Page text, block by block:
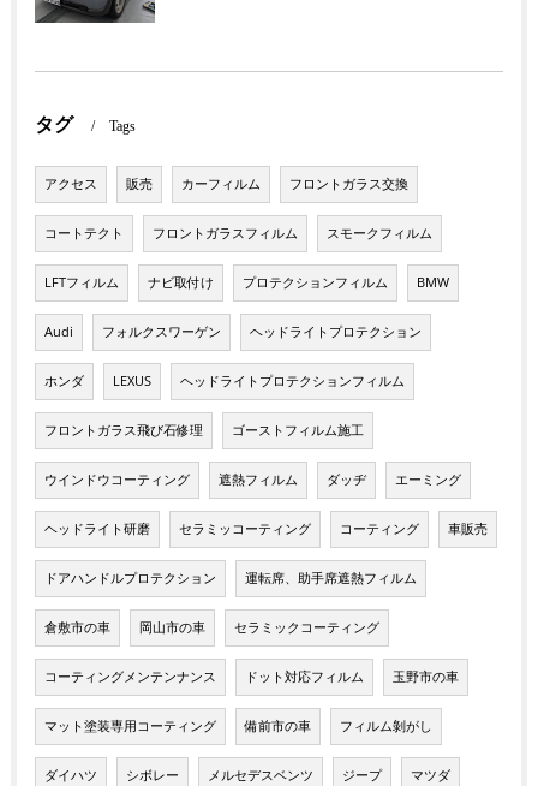
タグ Tags
アクセス 販売 カーフィルム フロントガラス交換
コートテクト フロントガラスフィルム スモークフィルム
LFTフィルム ナビ取付け プロテクションフィルム BMW
Audi フォルクスワーゲン ヘッドライトプロテクション
ホンダ LEXUS ヘッドライトプロテクションフィルム
フロントガラス飛び石修理 ゴーストフィルム施工
ウインドウコーティング 遮熱フィルム ダッヂ エーミング
ヘッドライト研磨 セラミッコーティング コーティング 車販売
ドアハンドルプロテクション 運転席、助手席遮熱フィルム
倉敷市の車 岡山市の車 セラミックコーティング
コーティングメンテンナンス ドット対応フィルム 玉野市の車
マット塗装専用コーティング 備前市の車 フィルム剝がし
ダイハツ シボレー メルセデスベンツ ジープ マツダ